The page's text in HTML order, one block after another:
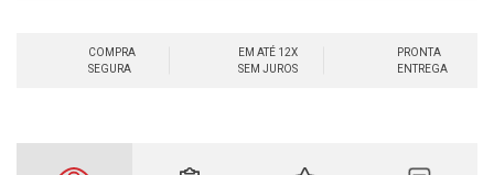
COMPRA
SEGURA
EM ATÉ 12X
SEM JUROS
PRONTA
ENTREGA